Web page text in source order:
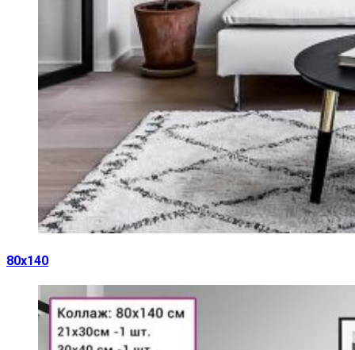
80х140